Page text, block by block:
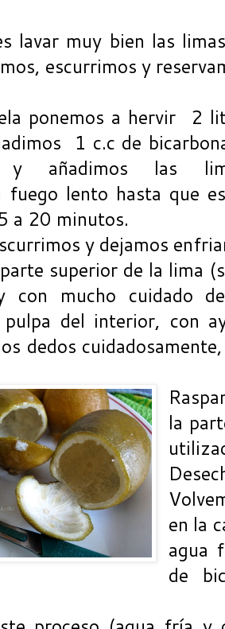
lavar muy bien las
escurrimos y
ponemos a hervir 2
1 c.c de
y añadimos las
fuego lento hasta que
a 20 minutos.
y dejamos
superior de la lima
con mucho cuidado
del interior, con
dedos
la
en la
agua
de